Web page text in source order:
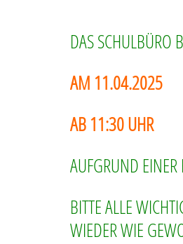
DAS SCHULBÜRO
AM 11.04.2025
AB 11:30 UHR
AUFGRUND EINER
BITTE ALLE
WIEDER WIE